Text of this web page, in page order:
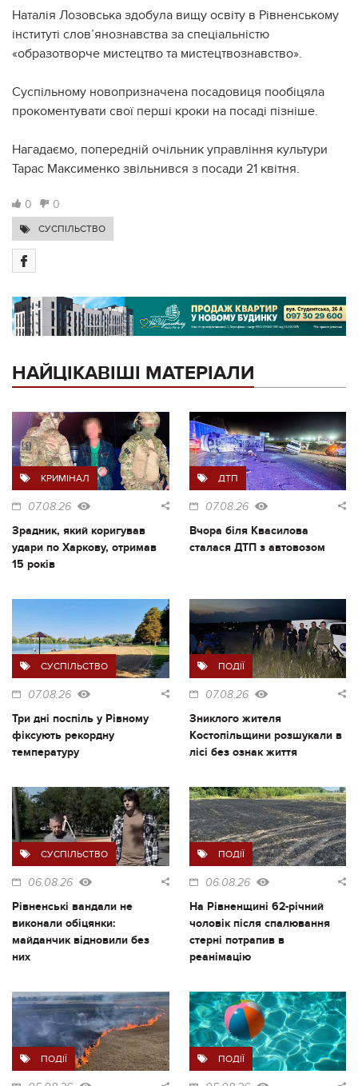
Наталія Лозовська здобула вищу освіту в Рівненському
інституті слов’янознавства за спеціальністю
«образотворче мистецтво та мистецтвознавство».
Суспільному новопризначена посадовиця пообіцяла
прокоментувати свої перші кроки на посаді пізніше.
Нагадаємо, попередній очільник управління культури
Тарас Максименко звільнився з посади 21 квітня.
0 0
СУСПІЛЬСТВО
НАЙЦІКАВІШІ МАТЕРІАЛИ
КРИМІНАЛ
07.08.26
Зрадник, який коригував
удари по Харкову, отримав
15 років
ДТП
07.08.26
Вчора біля Квасилова
сталася ДТП з автовозом
СУСПІЛЬСТВО
07.08.26
Три дні поспіль у Рівному
фіксують рекордну
температуру
ПОДІЇ
07.08.26
Зниклого жителя
Костопільщини розшукали в
лісі без ознак життя
СУСПІЛЬСТВО
06.08.26
Рівненські вандали не
виконали обіцянки:
майданчик відновили без
них
ПОДІЇ
06.08.26
На Рівненщині 62-річний
чоловік після спалювання
стерні потрапив в
реанімацію
ПОДІЇ ПОДІЇ